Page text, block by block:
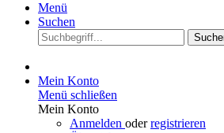
Menü
Suchen
Mein Konto
Menü schließen
Mein Konto
Anmelden oderregistrieren